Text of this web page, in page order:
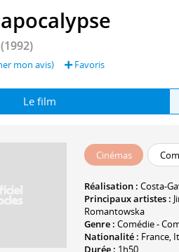
(1992)
mon avis) Favoris
Le film
Cinémas
Réalisation : Costa-
Principaux artistes :
Romantowska
Genre : Comédie -
Nationalité : France,
Durée : 1h50